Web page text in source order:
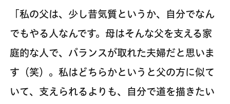
「私の父は、少し昔気質というか、自分でなん
でもやる人なんです。母はそんな父を支える家
庭的な人で、バランスが取れた夫婦だと思いま
す（笑）。私はどちらかというと父の方に似て
いて、支えられるよりも、自分で道を描きたい